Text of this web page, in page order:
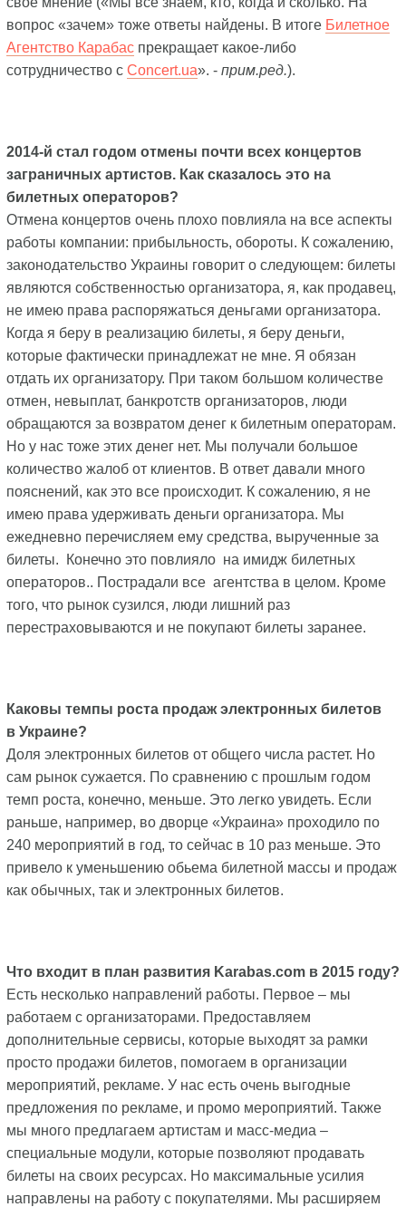
вопрос «зачем» тоже ответы найдены. В итоге Билетное
Агентство Карабаспрекращает какое-либо
сотрудничество с Concert.ua». - прим.ред.).
2014-й стал годом отмены почти всех концертов
заграничных артистов. Как сказалось это на
билетных операторов?
Отмена концертов очень плохо повлияла на все аспекты
работы компании: прибыльность, обороты. К сожалению,
законодательство Украины говорит о следующем: билеты
являются собственностью организатора, я, как продавец,
не имею права распоряжаться деньгами организатора.
Когда я беру в реализацию билеты, я беру деньги,
которые фактически принадлежат не мне. Я обязан
отдать их организатору. При таком большом количестве
отмен, невыплат, банкротств организаторов, люди
обращаются за возвратом денег к билетным операторам.
Но у нас тоже этих денег нет. Мы получали большое
количество жалоб от клиентов. В ответ давали много
пояснений, как это все происходит. К сожалению, я не
имею права удерживать деньги организатора. Мы
ежедневно перечисляем ему средства, вырученные за
билеты. Конечно это повлияло на имидж билетных
операторов.. Пострадали все агентства в целом. Кроме
того, что рынок сузился, люди лишний раз
перестраховываются и не покупают билеты заранее.
Каковы темпы роста продаж электронных билетов
в Украине?
Доля электронных билетов от общего числа растет. Но
сам рынок сужается. По сравнению с прошлым годом
темп роста, конечно, меньше. Это легко увидеть. Если
раньше, например, во дворце «Украина» проходило по
240 мероприятий в год, то сейчас в 10 раз меньше. Это
привело к уменьшению обьема билетной массы и продаж
как обычных, так и электронных билетов.
Что входит в план развития Karabas.com в 2015 году?
Есть несколько направлений работы. Первое – мы
работаем с организаторами. Предоставляем
дополнительные сервисы, которые выходят за рамки
просто продажи билетов, помогаем в организации
мероприятий, рекламе. У нас есть очень выгодные
предложения по рекламе, и промо мероприятий. Также
мы много предлагаем артистам и масс-медиа –
специальные модули, которые позволяют продавать
билеты на своих ресурсах. Но максимальные усилия
направлены на работу с покупателями. Мы расширяем